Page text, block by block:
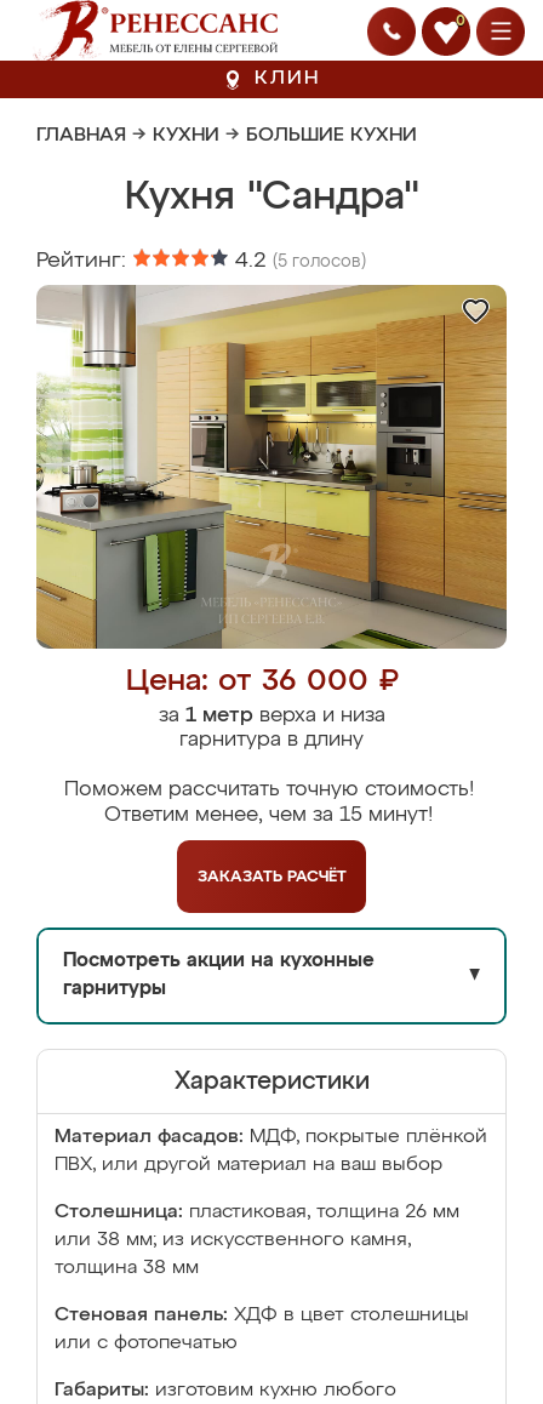
0
КЛИН
ГЛАВНАЯ → КУХНИ → БОЛЬШИЕ КУХНИ
Кухня "Сандра"
Рейтинг: 4.2 (5 голосов)
Цена: от 36 000 ₽
за 1 метрверха и низа
гарнитура в длину
Поможем рассчитать точную стоимость!
Ответим менее, чем за 15 минут!
ЗАКАЗАТЬ РАСЧЁТ
Посмотреть акции на кухонные
гарнитуры
▼
Характеристики
Материал фасадов: МДФ, покрытые плёнкой
ПВХ, или другой материал на ваш выбор
Столешница: пластиковая, толщина 26 мм
или 38 мм; из искусственного камня,
толщина 38 мм
Стеновая панель: ХДФ в цвет столешницы
или с фотопечатью
Габариты: изготовим кухню любого